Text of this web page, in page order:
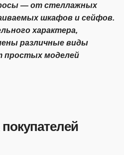
— от стеллажных
шкафов и сейфов.
характера,
различные виды
простых моделей